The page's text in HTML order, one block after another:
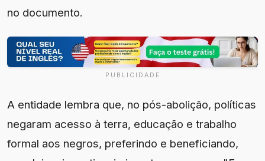
no documento.
PUBLICIDADE
A entidade lembra que, no pós-abolição, políticas
negaram acesso à terra, educação e trabalho
formal aos negros, preferindo e beneficiando,